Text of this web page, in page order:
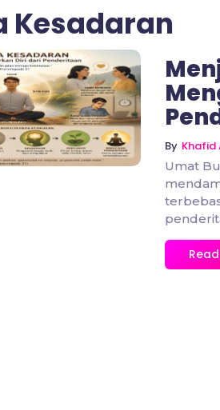
Kesadaran
By Khafid
Umat